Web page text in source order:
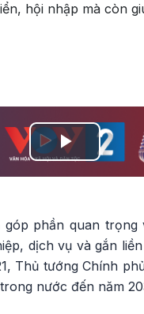
hội nhập mà còn
Play
phần quan
dịch vụ và gắn
Thủ tướng Chính
nước đến năm